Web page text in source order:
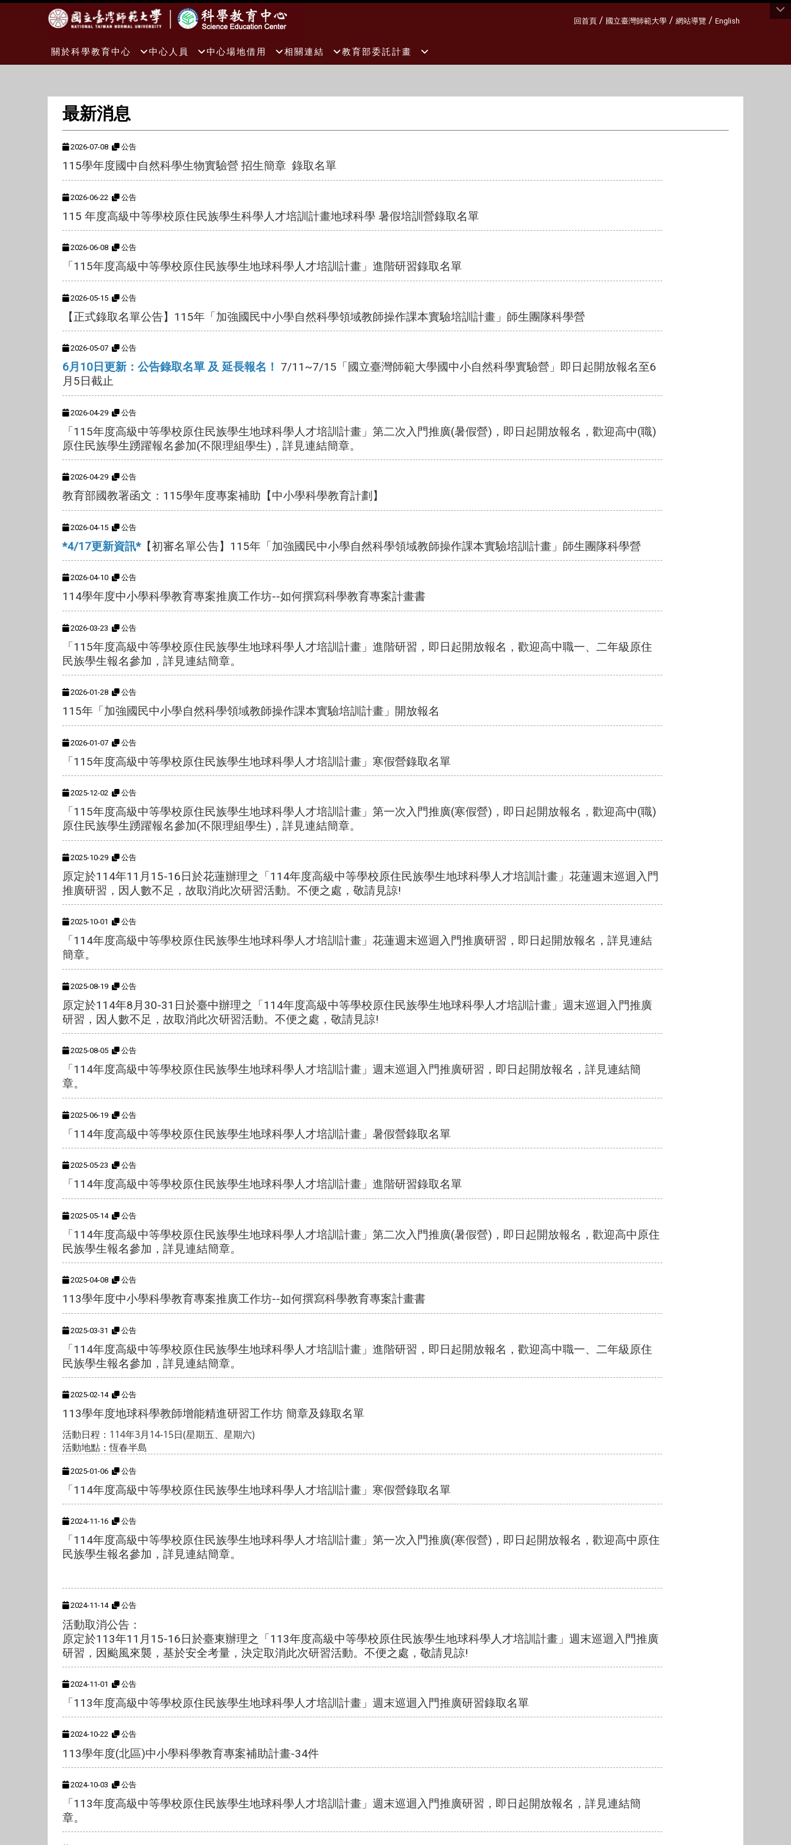
回首頁 / 國立臺灣師範大學 / 網站導覽 / English
關於科學教育中心 中心人員 中心場地借用 相關連結 教育部委託計畫
最新消息
2026-07-08 公告
115學年度國中自然科學生物實驗營 招生簡章 錄取名單
2026-06-22 公告
115 年度高級中等學校原住民族學生科學人才培訓計畫地球科學 暑假培訓營錄取名單
2026-06-08 公告
「115年度高級中等學校原住民族學生地球科學人才培訓計畫」進階研習錄取名單
2026-05-15 公告
【正式錄取名單公告】115年「加強國民中小學自然科學領域教師操作課本實驗培訓計畫」師生團隊科學營
2026-05-07 公告
6月10日更新：公告錄取名單 及 延長報名 ！ 7/11~7/15「國立臺灣師範大學國中小自然科學實驗營」即日起開放報名至6
月5日截止
2026-04-29 公告
「115年度高級中等學校原住民族學生地球科學人才培訓計畫」第二次入門推廣(暑假營)，即日起開放報名，歡迎高中(職)
原住民族學生踴躍報名參加(不限理組學生)，詳見連結簡章。
2026-04-29 公告
教育部國教署函文：115學年度專案補助【中小學科學教育計劃】
2026-04-15 公告
*4/17更新資訊*【初審名單公告】115年「加強國民中小學自然科學領域教師操作課本實驗培訓計畫」師生團隊科學營
2026-04-10 公告
114學年度中小學科學教育專案推廣工作坊--如何撰寫科學教育專案計畫書
2026-03-23 公告
「115年度高級中等學校原住民族學生地球科學人才培訓計畫」進階研習，即日起開放報名，歡迎高中職一、二年級原住
民族學生報名參加，詳見連結簡章。
2026-01-28 公告
115年「加強國民中小學自然科學領域教師操作課本實驗培訓計畫」開放報名
2026-01-07 公告
「115年度高級中等學校原住民族學生地球科學人才培訓計畫」寒假營錄取名單
2025-12-02 公告
「115年度高級中等學校原住民族學生地球科學人才培訓計畫」第一次入門推廣(寒假營)，即日起開放報名，歡迎高中(職)
原住民族學生踴躍報名參加(不限理組學生)，詳見連結簡章。
2025-10-29 公告
原定於114年11月15-16日於花蓮辦理之「114年度高級中等學校原住民族學生地球科學人才培訓計畫」花蓮週末巡迴入門
推廣研習，因人數不足，故取消此次研習活動。不便之處，敬請見諒!
2025-10-01 公告
「114年度高級中等學校原住民族學生地球科學人才培訓計畫」花蓮週末巡迴入門推廣研習，即日起開放報名，詳見連結
簡章。
2025-08-19 公告
原定於114年8月30-31日於臺中辦理之「114年度高級中等學校原住民族學生地球科學人才培訓計畫」週末巡迴入門推廣
研習，因人數不足，故取消此次研習活動。不便之處，敬請見諒!
2025-08-05 公告
「114年度高級中等學校原住民族學生地球科學人才培訓計畫」週末巡迴入門推廣研習，即日起開放報名，詳見連結簡
章。
2025-06-19 公告
「114年度高級中等學校原住民族學生地球科學人才培訓計畫」暑假營錄取名單
2025-05-23 公告
「114年度高級中等學校原住民族學生地球科學人才培訓計畫」進階研習錄取名單
2025-05-14 公告
「114年度高級中等學校原住民族學生地球科學人才培訓計畫」第二次入門推廣(暑假營)，即日起開放報名，歡迎高中原住
民族學生報名參加，詳見連結簡章。
2025-04-08 公告
113學年度中小學科學教育專案推廣工作坊--如何撰寫科學教育專案計畫書
2025-03-31 公告
「114年度高級中等學校原住民族學生地球科學人才培訓計畫」進階研習，即日起開放報名，歡迎高中職一、二年級原住
民族學生報名參加，詳見連結簡章。
2025-02-14 公告
113學年度地球科學教師增能精進研習工作坊 簡章及錄取名單
活動日程：114年3月14-15日(星期五、星期六)
活動地點：恆春半島
2025-01-06 公告
「114年度高級中等學校原住民族學生地球科學人才培訓計畫」寒假營錄取名單
2024-11-16 公告
「114年度高級中等學校原住民族學生地球科學人才培訓計畫」第一次入門推廣(寒假營)，即日起開放報名，歡迎高中原住
民族學生報名參加，詳見連結簡章。
2024-11-14 公告
活動取消公告：
原定於113年11月15-16日於臺東辦理之「113年度高級中等學校原住民族學生地球科學人才培訓計畫」週末巡迴入門推廣
研習，因颱風來襲，基於安全考量，決定取消此次研習活動。不便之處，敬請見諒!
2024-11-01 公告
「113年度高級中等學校原住民族學生地球科學人才培訓計畫」週末巡迴入門推廣研習錄取名單
2024-10-22 公告
113學年度(北區)中小學科學教育專案補助計畫-34件
2024-10-03 公告
「113年度高級中等學校原住民族學生地球科學人才培訓計畫」週末巡迴入門推廣研習，即日起開放報名，詳見連結簡
章。